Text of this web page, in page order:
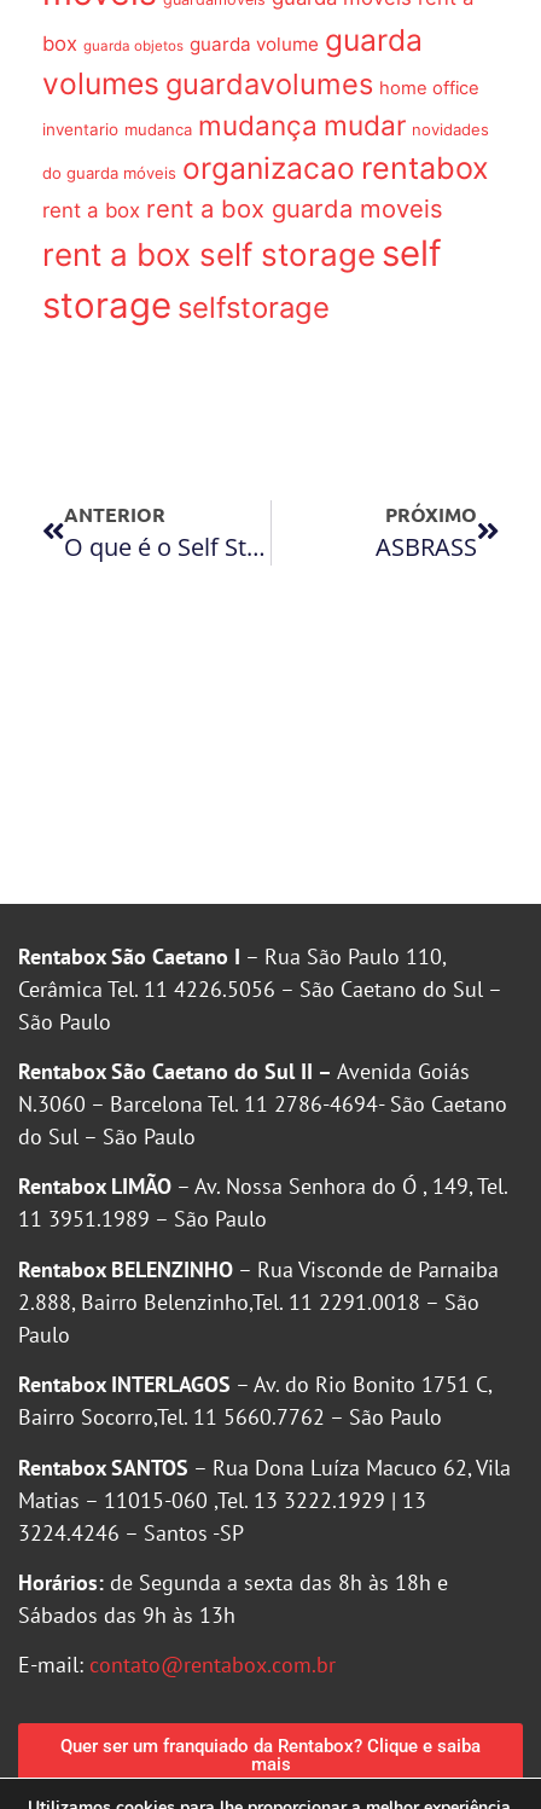
box guarda objetos guarda volume guarda
volumes guardavolumes home office
inventario mudanca mudança mudar novidades
do guarda móveis organizacao rentabox
rent a box rent a box guarda moveis
rent a box self storage self
storage selfstorage
ANTERIOR
O que é o Self Storage?
PRÓXIMO
ASBRASS
Rentabox São Caetano I – Rua São Paulo 110,
Cerâmica Tel. 11 4226.5056 – São Caetano do Sul –
São Paulo
Rentabox São Caetano do Sul II – Avenida Goiás
N.3060 – Barcelona Tel. 11 2786-4694- São Caetano
do Sul – São Paulo
Rentabox LIMÃO – Av. Nossa Senhora do Ó , 149, Tel.
11 3951.1989 – São Paulo
Rentabox BELENZINHO – Rua Visconde de Parnaiba
2.888, Bairro Belenzinho,Tel. 11 2291.0018 – São
Paulo
Rentabox INTERLAGOS – Av. do Rio Bonito 1751 C,
Bairro Socorro,Tel. 11 5660.7762 – São Paulo
Rentabox SANTOS – Rua Dona Luíza Macuco 62, Vila
Matias – 11015-060 ,Tel. 13 3222.1929 | 13
3224.4246 – Santos -SP
Horários: de Segunda a sexta das 8h às 18h e
Sábados das 9h às 13h
E-mail: contato@rentabox.com.br
Quer ser um franquiado da Rentabox? Clique e saiba
mais